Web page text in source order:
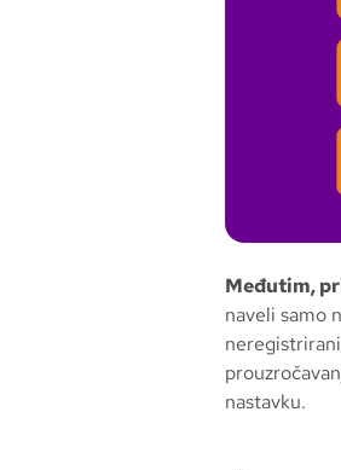
Međutim,
naveli samo
nastavku.